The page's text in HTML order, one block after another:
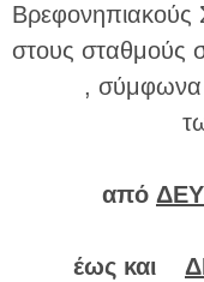
στους σταθμούς
, σύμφωνα
από
έως και